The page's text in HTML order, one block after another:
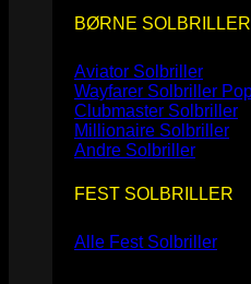
BØRNE SOLBRILLER
Aviator Solbriller
Wayfarer Solbriller
Clubmaster Solbriller
Millionaire Solbriller
Andre Solbriller
FEST SOLBRILLER
Alle Fest Solbriller